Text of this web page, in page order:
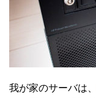
我が家のサーバは、